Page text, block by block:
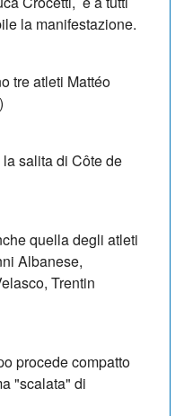
la manifestazione.
tre atleti Mattéo
salita di Côte de
quella degli atleti
Albanese,
Trentin
procede compatto
"scalata" di